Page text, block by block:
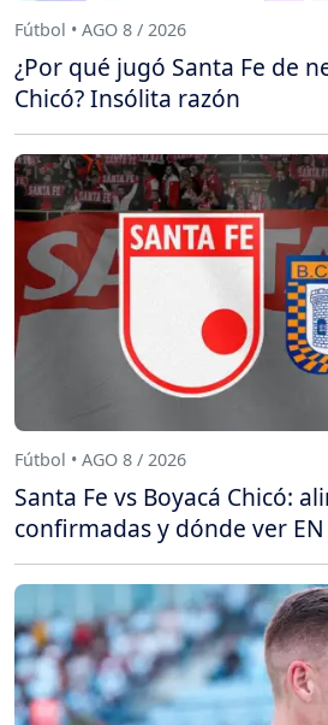
Fútbol • AGO 8 / 2026
¿Por qué jugó Santa Fe de
Chicó? Insólita razón
Fútbol • AGO 8 / 2026
Santa Fe vs Boyacá Chicó:
confirmadas y dónde ver EN